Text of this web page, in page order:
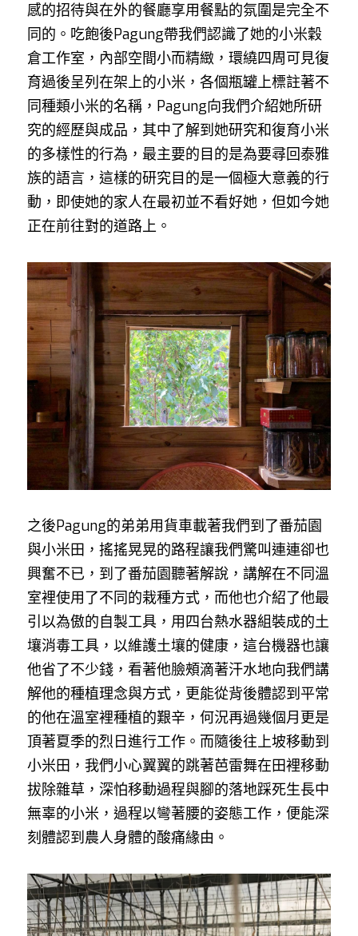
感的招待與在外的餐廳享用餐點的氛圍是完全不
同的。吃飽後Pagung帶我們認識了她的小米穀
倉工作室，內部空間小而精緻，環繞四周可見復
育過後呈列在架上的小米，各個瓶罐上標註著不
同種類小米的名稱，Pagung向我們介紹她所研
究的經歷與成品，其中了解到她研究和復育小米
的多樣性的行為，最主要的目的是為要尋回泰雅
族的語言，這樣的研究目的是一個極大意義的行
動，即使她的家人在最初並不看好她，但如今她
正在前往對的道路上。
之後Pagung的弟弟用貨車載著我們到了番茄園
與小米田，搖搖晃晃的路程讓我們驚叫連連卻也
興奮不已，到了番茄園聽著解說，講解在不同溫
室裡使用了不同的栽種方式，而他也介紹了他最
引以為傲的自製工具，用四台熱水器組裝成的土
壤消毒工具，以維護土壤的健康，這台機器也讓
他省了不少錢，看著他臉頰滴著汗水地向我們講
解他的種植理念與方式，更能從背後體認到平常
的他在溫室裡種植的艱辛，何況再過幾個月更是
頂著夏季的烈日進行工作。而隨後往上坡移動到
小米田，我們小心翼翼的跳著芭雷舞在田裡移動
拔除雜草，深怕移動過程與腳的落地踩死生長中
無辜的小米，過程以彎著腰的姿態工作，便能深
刻體認到農人身體的酸痛緣由。